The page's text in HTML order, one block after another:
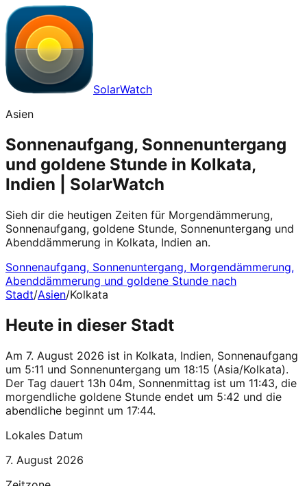
SolarWatch
Asien
Sonnenaufgang, Sonnenuntergang
und goldene Stunde in Kolkata,
Indien | SolarWatch
Sieh dir die heutigen Zeiten für Morgendämmerung,
Sonnenaufgang, goldene Stunde, Sonnenuntergang und
Abenddämmerung in Kolkata, Indien an.
Sonnenaufgang, Sonnenuntergang, Morgendämmerung,
Abenddämmerung und goldene Stunde nach
Stadt/Asien/Kolkata
Heute in dieser Stadt
Am 7. August 2026 ist in Kolkata, Indien, Sonnenaufgang
um 5:11 und Sonnenuntergang um 18:15 (Asia/Kolkata).
Der Tag dauert 13h 04m, Sonnenmittag ist um 11:43, die
morgendliche goldene Stunde endet um 5:42 und die
abendliche beginnt um 17:44.
Lokales Datum
7. August 2026